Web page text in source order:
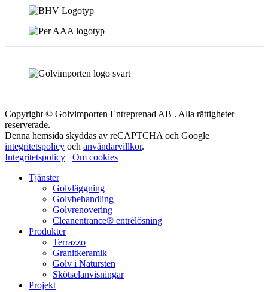
Copyright © Golvimporten Entreprenad AB . Alla rättigheter
reserverade.
Denna hemsida skyddas av reCAPTCHA och Google
integritetspolicy och användarvillkor.
Integritetspolicy
Om cookies
Tjänster
Golvläggning
Golvbehandling
Golvrenovering
Cleanentrance® entrélösning
Produkter
Terrazzo
Granitkeramik
Golv i Natursten
Skötselanvisningar
Projekt